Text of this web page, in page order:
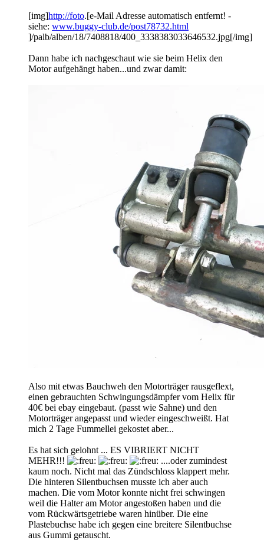
[img]http://foto.[e-Mail Adresse automatisch entfernt! -
siehe: www.buggy-club.de/post78732.html
]/palb/alben/18/7408818/400_3338383033646532.jpg[/img]
Dann habe ich nachgeschaut wie sie beim Helix den
Motor aufgehängt haben...und zwar damit:
Also mit etwas Bauchweh den Motorträger rausgeflext,
einen gebrauchten Schwingungsdämpfer vom Helix für
40€ bei ebay eingebaut. (passt wie Sahne) und den
Motorträger angepasst und wieder eingeschweißt. Hat
mich 2 Tage Fummellei gekostet aber...
Es hat sich gelohnt ... ES VIBRIERT NICHT
MEHR!!!
....oder zumindest
kaum noch. Nicht mal das Zündschloss klappert mehr.
Die hinteren Silentbuchsen musste ich aber auch
machen. Die vom Motor konnte nicht frei schwingen
weil die Halter am Motor angestoßen haben und die
vom Rückwärtsgetriebe waren hinüber. Die eine
Plastebuchse habe ich gegen eine breitere Silentbuchse
aus Gummi getauscht.